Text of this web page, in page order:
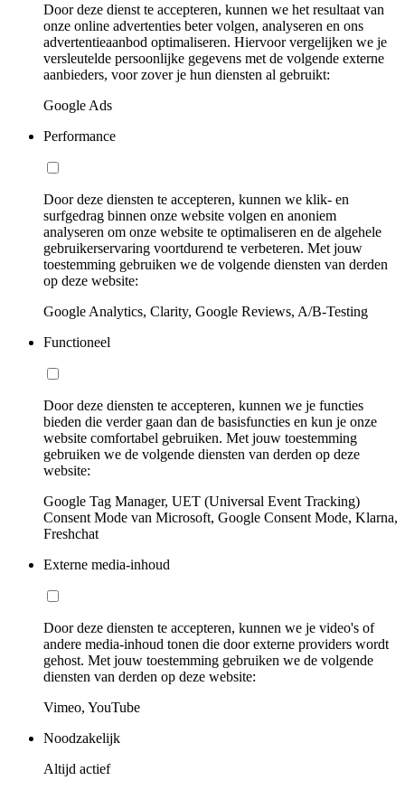
Door deze dienst te accepteren, kunnen we het resultaat van
onze online advertenties beter volgen, analyseren en ons
advertentieaanbod optimaliseren. Hiervoor vergelijken we je
versleutelde persoonlijke gegevens met de volgende externe
aanbieders, voor zover je hun diensten al gebruikt:
Google Ads
Performance
Door deze diensten te accepteren, kunnen we klik- en
surfgedrag binnen onze website volgen en anoniem
analyseren om onze website te optimaliseren en de algehele
gebruikerservaring voortdurend te verbeteren. Met jouw
toestemming gebruiken we de volgende diensten van derden
op deze website:
Google Analytics, Clarity, Google Reviews, A/B-Testing
Functioneel
Door deze diensten te accepteren, kunnen we je functies
bieden die verder gaan dan de basisfuncties en kun je onze
website comfortabel gebruiken. Met jouw toestemming
gebruiken we de volgende diensten van derden op deze
website:
Google Tag Manager, UET (Universal Event Tracking)
Consent Mode van Microsoft, Google Consent Mode, Klarna,
Freshchat
Externe media-inhoud
Door deze diensten te accepteren, kunnen we je video's of
andere media-inhoud tonen die door externe providers wordt
gehost. Met jouw toestemming gebruiken we de volgende
diensten van derden op deze website:
Vimeo, YouTube
Noodzakelijk
Altijd actief